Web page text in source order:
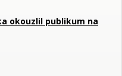
okouzlil publikum na